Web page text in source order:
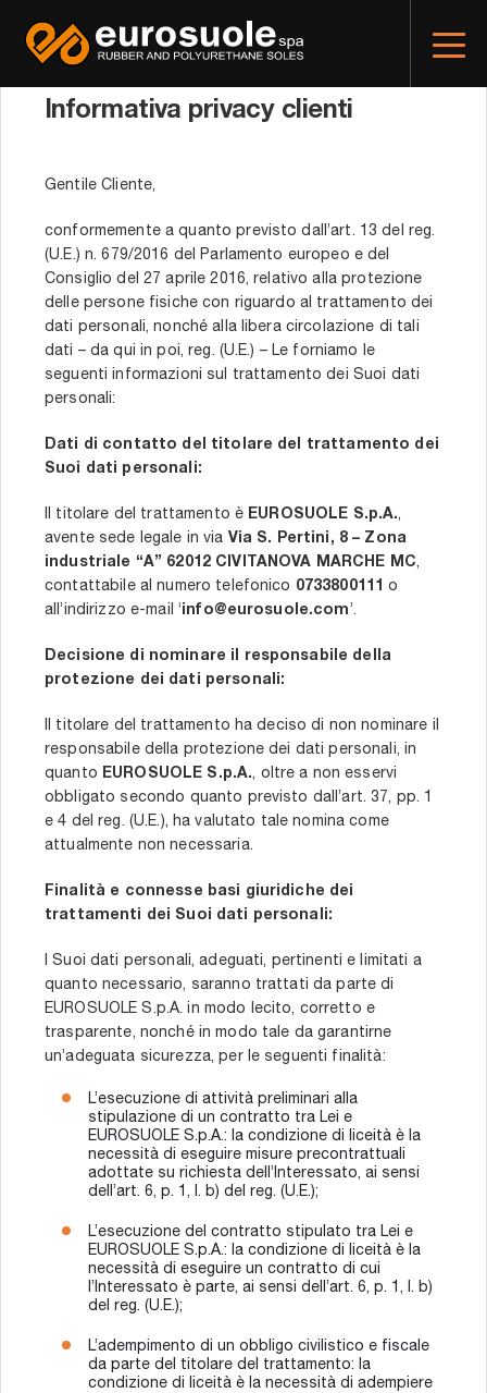
Informativa privacy clienti
Gentile Cliente,
conformemente a quanto previsto dall’art. 13 del reg.
(U.E.) n. 679/2016 del Parlamento europeo e del
Consiglio del 27 aprile 2016, relativo alla protezione
delle persone fisiche con riguardo al trattamento dei
dati personali, nonché alla libera circolazione di tali
dati – da qui in poi, reg. (U.E.) – Le forniamo le
seguenti informazioni sul trattamento dei Suoi dati
personali:
Dati di contatto del titolare del trattamento dei
Suoi dati personali:
Il titolare del trattamento è EUROSUOLE S.p.A.,
avente sede legale in via Via S. Pertini, 8 – Zona
industriale “A” 62012 CIVITANOVA MARCHE MC,
contattabile al numero telefonico 0733800111 o
all’indirizzo e-mail ‘info@eurosuole.com’.
Decisione di nominare il responsabile della
protezione dei dati personali:
Il titolare del trattamento ha deciso di non nominare il
responsabile della protezione dei dati personali, in
quanto EUROSUOLE S.p.A., oltre a non esservi
obbligato secondo quanto previsto dall’art. 37, pp. 1
e 4 del reg. (U.E.), ha valutato tale nomina come
attualmente non necessaria.
Finalità e connesse basi giuridiche dei
trattamenti dei Suoi dati personali:
I Suoi dati personali, adeguati, pertinenti e limitati a
quanto necessario, saranno trattati da parte di
EUROSUOLE S.p.A. in modo lecito, corretto e
trasparente, nonché in modo tale da garantirne
un’adeguata sicurezza, per le seguenti finalità:
L’esecuzione di attività preliminari alla
stipulazione di un contratto tra Lei e
EUROSUOLE S.p.A.: la condizione di liceità è la
necessità di eseguire misure precontrattuali
adottate su richiesta dell’Interessato, ai sensi
dell’art. 6, p. 1, l. b) del reg. (U.E.);
L’esecuzione del contratto stipulato tra Lei e
EUROSUOLE S.p.A.: la condizione di liceità è la
necessità di eseguire un contratto di cui
l’Interessato è parte, ai sensi dell’art. 6, p. 1, l. b)
del reg. (U.E.);
L’adempimento di un obbligo civilistico e fiscale
da parte del titolare del trattamento: la
condizione di liceità è la necessità di adempiere